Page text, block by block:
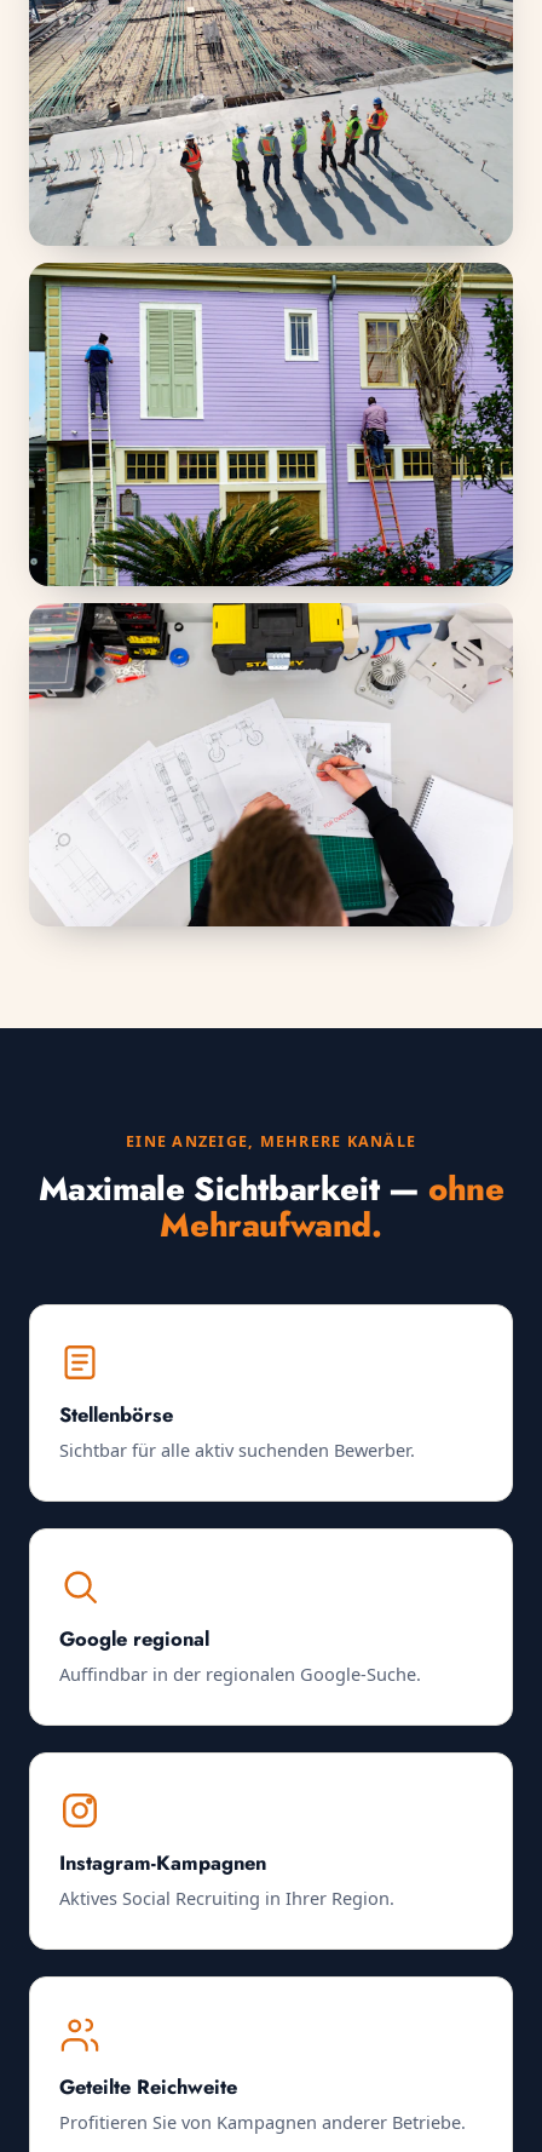
EINE ANZEIGE, MEHRERE KANÄLE
Maximale Sichtbarkeit — ohne
Mehraufwand.
Stellenbörse
Sichtbar für alle aktiv suchenden Bewerber.
Google regional
Auffindbar in der regionalen Google-Suche.
Instagram-Kampagnen
Aktives Social Recruiting in Ihrer Region.
Geteilte Reichweite
Profitieren Sie von Kampagnen anderer Betriebe.